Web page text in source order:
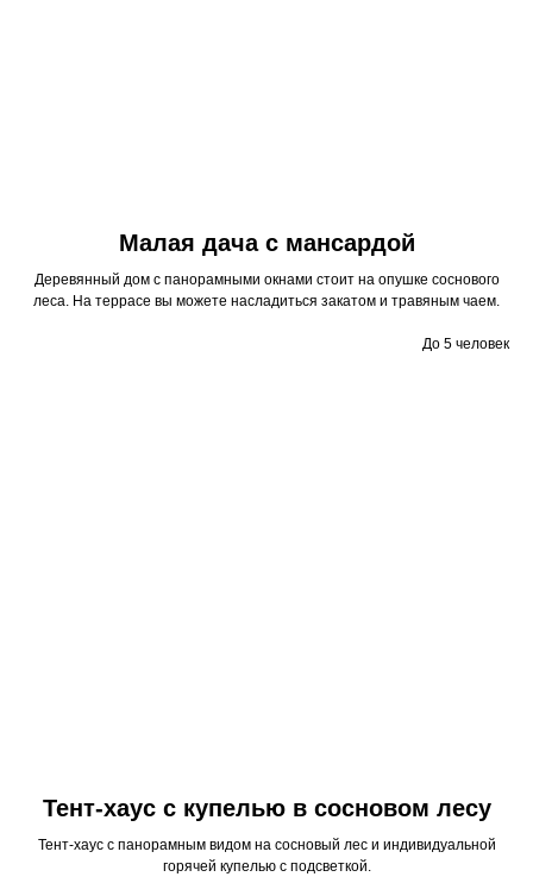
Малая дача с мансардой
Деревянный дом с панорамными окнами стоит на опушке соснового
леса. На террасе вы можете насладиться закатом и травяным чаем.
До 5 человек
Тент-хаус с купелью в сосновом лесу
Тент-хаус с панорамным видом на сосновый лес и индивидуальной
горячей купелью с подсветкой.